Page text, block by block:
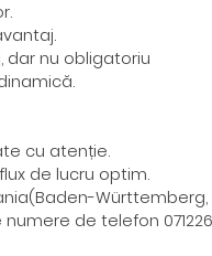
dar nu obligatoriu
cu atenție.
de lucru optim.
de telefon